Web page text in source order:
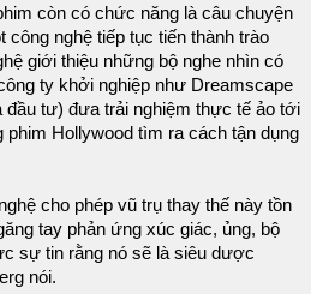
còn có chức năng là câu chuyện
nghệ tiếp tục tiến thành trào
giới thiệu những bộ nghe nhìn có
ty khởi nghiệp như Dreamscape
đầu tư) đưa trải nghiệm thực tế ảo tới
phim Hollywood tìm ra cách tận dụng
cho phép vũ trụ thay thế này tồn
tay phản ứng xúc giác, ủng, bộ
sự tin rằng nó sẽ là siêu dược
nói.